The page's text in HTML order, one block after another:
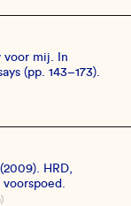
voor mij. In
(pp. 143–173).
HRD,